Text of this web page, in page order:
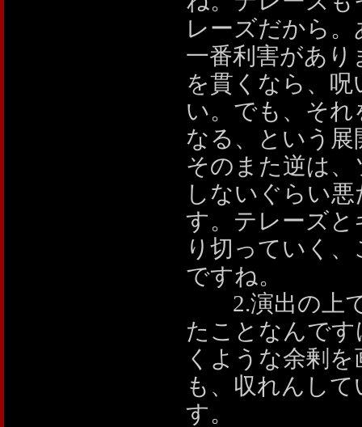
レーズだから
一番利害があ
を貫くなら、
い。でも、そ
なる、という
そのまた逆は
しないぐらい
す。テレーズ
り切っていく
ですね。
2.演出の上で
たことなんで
くような余剰
も、収れんし
す。